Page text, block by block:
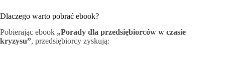
Dlaczego warto pobrać ebook?
Pobierając ebook „Porady dla przedsiębiorców w czasie
kryzysu”, przedsiębiorcy zyskują: